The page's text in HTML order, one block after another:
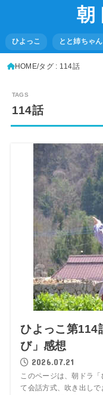
朝
ひよっこ とと姉ちゃん
HOME タグ : 114話
114話
ひよっこ第114
び」感想
2026.07.21
このページは、朝ドラ
て会話方式、吹き出し